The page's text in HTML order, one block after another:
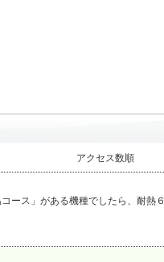
ース」がある機種でしたら、耐熱６